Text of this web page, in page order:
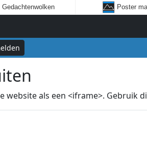
Gedachtenwolken Poster
website als een <iframe>.